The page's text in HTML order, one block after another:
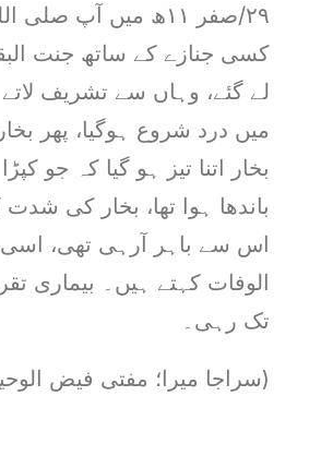
۲۹/صفر ۱۱ھ میں آپ
کسی جنازے کے ساتھ جنت
لے گئے، وہاں سے تشریف
میں درد شروع ہوگیا، پھر بخار
بخار اتنا تیز ہو گیا کہ جو
باندھا ہوا تھا، بخار کی
اس سے باہر آرہی تھی،
تک رہی۔
(سراجا میرا؛ مفتی فیض